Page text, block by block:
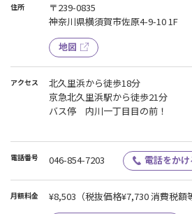
第二駐車場は横須賀久里浜店から300ｍ
1階➡左手前6台
2階➡No.52～No.56となります。
詳しく知りたい方は、インスタグラムを
店舗に直接お電話にてお問い合わせくだ
※近隣施設や路上への駐車はご遠慮くだ
ます。
皆様のご理解とご協力をお願いいたします
住所
〒239-0835
神奈川県横須賀市佐原4-9-10 1F
地図
アクセス
北久里浜から徒歩18分
京急北久里浜駅から徒歩21分
バス停 内川一丁目目の前！
電話番号 046-854-7203 電話をかけ
月額料金 ¥8,503 （税抜価格¥7,730 消費税額